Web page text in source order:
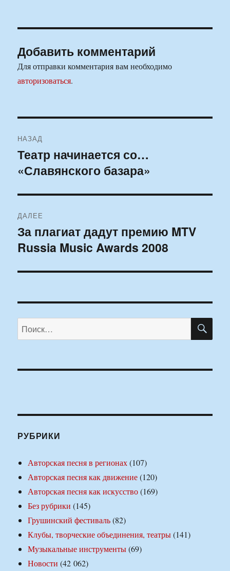
Добавить комментарий
Для отправки комментария вам необходимо
авторизоваться.
по
записям
НАЗАД
Предыдущая
запись:
Театр начинается со…
«Славянского базара»
ДАЛЕЕ
Следующая
запись:
За плагиат дадут премию MTV
Russia Music Awards 2008
Искать:
РУБРИКИ
Авторская песня в регионах(107)
Авторская песня как движение(120)
Авторская песня как искусство(169)
Без рубрики (145)
Грушинский фестиваль(82)
Клубы, творческие объединения, театры(141)
Музыкальные инструменты(69)
Новости (42 062)